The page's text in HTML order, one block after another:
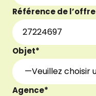
Référence de l’offre
Objet*
Agence*